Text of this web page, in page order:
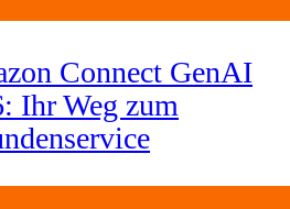
Connect GenAI
Ihr Weg zum